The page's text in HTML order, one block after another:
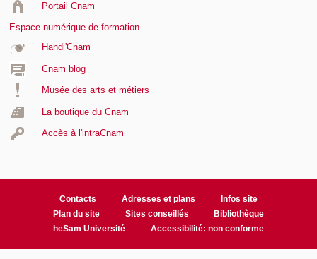
Portail Cnam
Espace numérique de formation
Handi'Cnam
Cnam blog
Musée des arts et métiers
La boutique du Cnam
Accès à l'intraCnam
Contacts Adresses et plans
Infos site
Plan du site
Sites conseillés
Bibliothèque
heSam Université
Accessibilité: non conforme